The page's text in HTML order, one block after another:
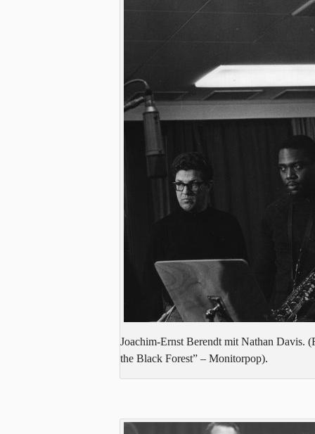
Joachim-Ernst Berendt mit Nathan Davis.
the Black Forest” – Monitorpop).